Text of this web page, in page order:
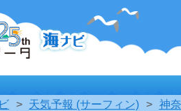
天気予報 (サーフィン) 神